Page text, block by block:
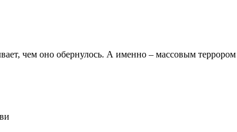
чем оно обернулось. А именно – массовым